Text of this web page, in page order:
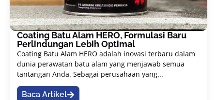
Coating Batu Alam HERO, Formulasi Baru
Perlindungan Lebih Optimal
Coating Batu Alam HERO adalah inovasi terbaru dalam
dunia perawatan batu alam yang menjawab semua
tantangan Anda. Sebagai perusahaan yang...
Baca Artikel